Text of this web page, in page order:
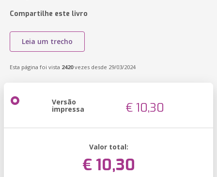
Compartilhe este livro
Leia um trecho
Esta página foi vista 2420vezes desde 29/03/2024
Versão
impressa € 10,30
Valor total:
€ 10,30